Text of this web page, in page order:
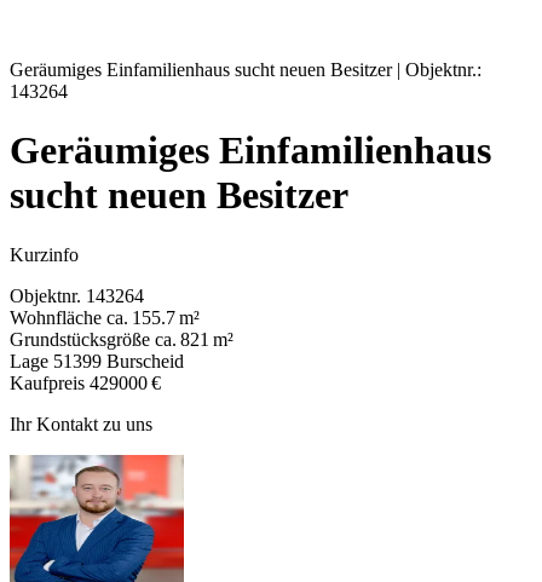
Geräumiges Einfamilienhaus sucht neuen Besitzer | Objektnr.:
143264
Geräumiges Einfamilienhaus
sucht neuen Besitzer
Kurzinfo
Objektnr. 143264
Wohnfläche ca. 155.7 m²
Grundstücksgröße ca. 821 m²
Lage 51399 Burscheid
Kaufpreis 429000 €
Ihr Kontakt zu uns